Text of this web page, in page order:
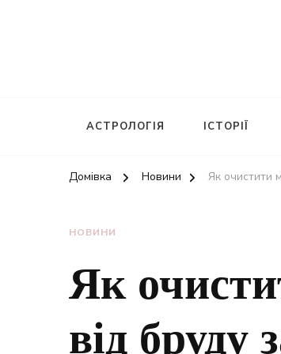
АСТРОЛОГІЯ ІСТОРІЇ
Домівка Новини Як очистити
НОВИНИ
Як
від бруду